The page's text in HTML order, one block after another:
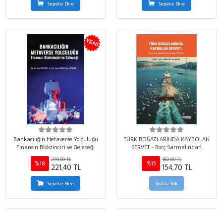
Sepete Ekle Sepete Ekle
Bankacılığın Metaverse Yolculuğu
Finansın Blokzinciri ve Geleceği
%18
270,00 TL
221,40 TL
Sepete Ekle
TÜRK BOĞAZLARINDA KAYBOLAN
SERVET - Borç Sarmalından
Kurtuluşun İlk Adımı
%15
182,00 TL
154,70 TL
Stokta Yok